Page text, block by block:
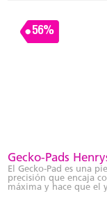
56%
Gecko-Pads
El Gecko-Pad es una
precisión que encaja
máxima y hace que el